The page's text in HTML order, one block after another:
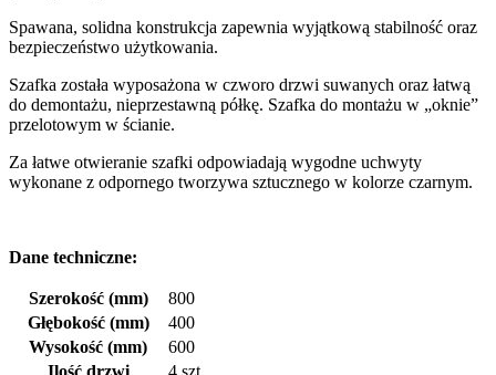
Spawana, solidna konstrukcja zapewnia wyjątkową stabilność oraz
bezpieczeństwo użytkowania.
Szafka została wyposażona w czworo drzwi suwanych oraz łatwą
do demontażu, nieprzestawną półkę. Szafka do montażu w „oknie”
przelotowym w ścianie.
Za łatwe otwieranie szafki odpowiadają wygodne uchwyty
wykonane z odpornego tworzywa sztucznego w kolorze czarnym.
Dane techniczne:
Szerokość (mm)
800
Głębokość (mm)
400
Wysokość (mm)
600
Ilość drzwi
4 szt.